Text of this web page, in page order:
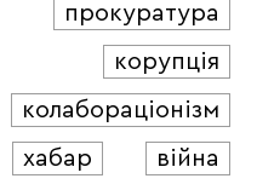
прокуратура
корупція
колабораціонізм
хабар війна